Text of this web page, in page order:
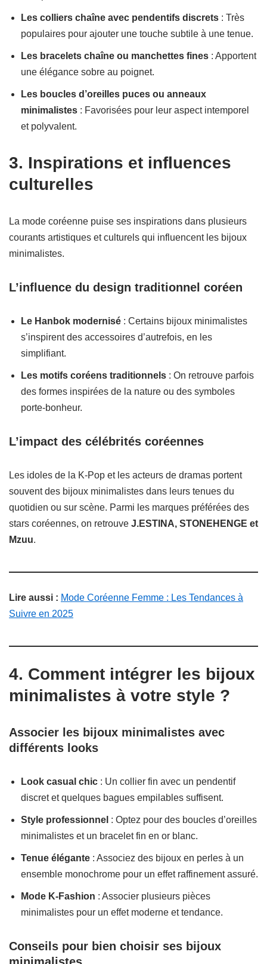
Les colliers chaîne avec pendentifs discrets : Très
populaires pour ajouter une touche subtile à une tenue.
Les bracelets chaîne ou manchettes fines : Apportent
une élégance sobre au poignet.
Les boucles d’oreilles puces ou anneaux
minimalistes : Favorisées pour leur aspect intemporel
et polyvalent.
3. Inspirations et influences
culturelles
La mode coréenne puise ses inspirations dans plusieurs
courants artistiques et culturels qui influencent les bijoux
minimalistes.
L’influence du design traditionnel coréen
Le Hanbok modernisé : Certains bijoux minimalistes
s’inspirent des accessoires d’autrefois, en les
simplifiant.
Les motifs coréens traditionnels : On retrouve parfois
des formes inspirées de la nature ou des symboles
porte-bonheur.
L’impact des célébrités coréennes
Les idoles de la K-Pop et les acteurs de dramas portent
souvent des bijoux minimalistes dans leurs tenues du
quotidien ou sur scène. Parmi les marques préférées des
stars coréennes, on retrouve J.ESTINA, STONEHENGE et
Mzuu.
Lire aussi : Mode Coréenne Femme : Les Tendances à
Suivre en 2025
4. Comment intégrer les bijoux
minimalistes à votre style ?
Associer les bijoux minimalistes avec
différents looks
Look casual chic : Un collier fin avec un pendentif
discret et quelques bagues empilables suffisent.
Style professionnel : Optez pour des boucles d’oreilles
minimalistes et un bracelet fin en or blanc.
Tenue élégante : Associez des bijoux en perles à un
ensemble monochrome pour un effet raffinement assuré.
Mode K-Fashion : Associer plusieurs pièces
minimalistes pour un effet moderne et tendance.
Conseils pour bien choisir ses bijoux